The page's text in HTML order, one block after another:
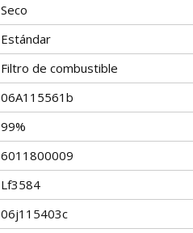
Seco
Estándar
Filtro de combustible
06A115561b
99%
6011800009
Lf3584
06j115403c